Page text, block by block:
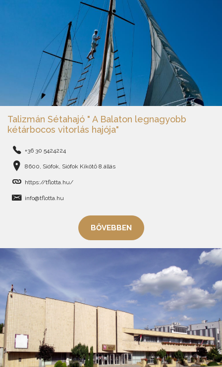
Talizmán Sétahajó " A Balaton legnagyobb
kétárbocos vitorlás hajója"
+36 30 5424224
8600, Siófok, Siófok Kikötő 8.állás
https://tflotta.hu/
info@tflotta.hu
BŐVEBBEN